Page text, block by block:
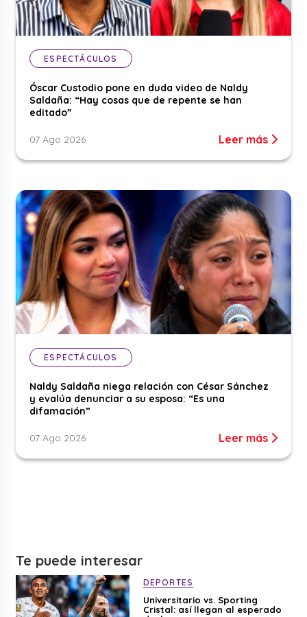
ESPECTÁCULOS
Óscar Custodio pone en duda video de Naldy
Saldaña: “Hay cosas que de repente se han
editado”
07 Ago 2026 Leer más
ESPECTÁCULOS
Naldy Saldaña niega relación con César Sánchez
y evalúa denunciar a su esposa: “Es una
difamación”
07 Ago 2026 Leer más
Te puede interesar
DEPORTES
Universitario vs. Sporting
Cristal: así llegan al esperado